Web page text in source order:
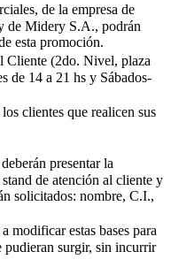
de la empresa de
de Midery S.A., podrán
esta promoción.
Cliente (2do. Nivel, plaza
de 14 a 21 hs y Sábados-
clientes que realicen sus
presentar la
de atención al cliente y
solicitados: nombre, C.I.,
modificar estas bases para
pudieran surgir, sin incurrir